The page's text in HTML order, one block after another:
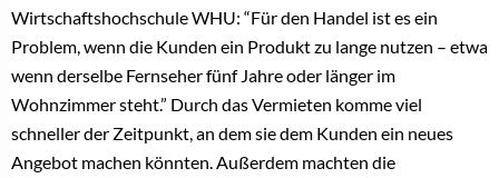
Wirtschaftshochschule WHU: “Für den Handel ist es ein
Problem, wenn die Kunden ein Produkt zu lange nutzen – etwa
wenn derselbe Fernseher fünf Jahre oder länger im
Wohnzimmer steht.” Durch das Vermieten komme viel
schneller der Zeitpunkt, an dem sie dem Kunden ein neues
Angebot machen könnten. Außerdem machten die